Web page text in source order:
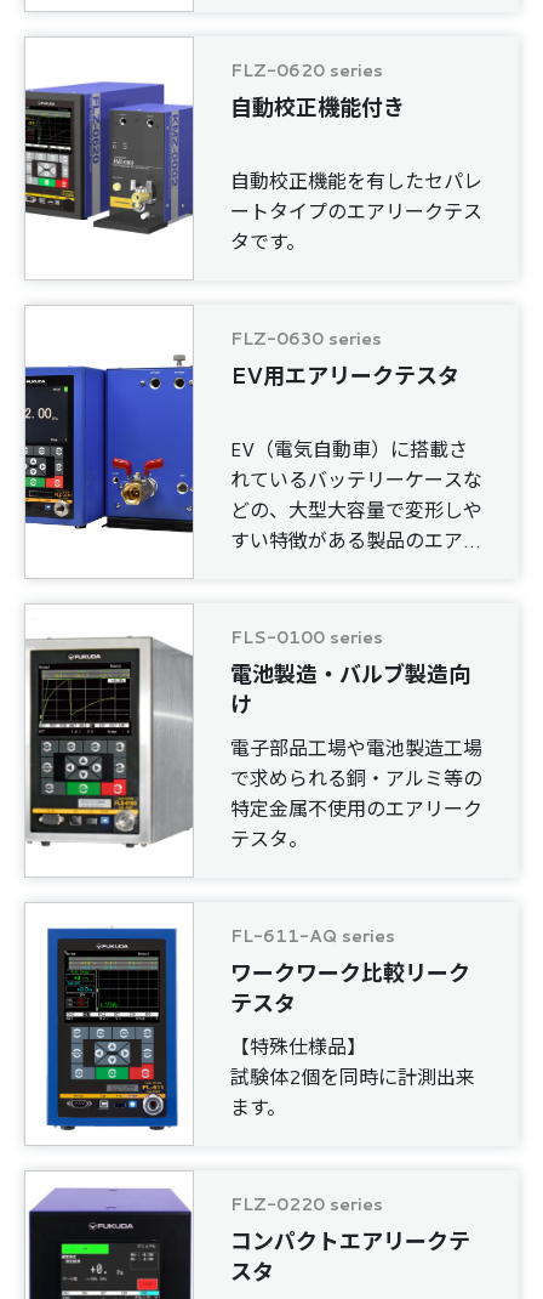
FLZ-0620 series
自動校正機能付き
自動校正機能を有したセパレ
ートタイプのエアリークテス
タです。
FLZ-0630 series
EV用エアリークテスタ
EV（電気自動車）に搭載さ
れているバッテリーケースな
どの、大型大容量で変形しや
すい特徴がある製品のエアリ
FLS-0100 series
電池製造・バルブ製造向
け
電子部品工場や電池製造工場
で求められる銅・アルミ等の
特定金属不使用のエアリーク
テスタ。
FL-611-AQ series
ワークワーク比較リーク
テスタ
【特殊仕様品】
試験体2個を同時に計測出来
ます。
FLZ-0220 series
コンパクトエアリークテ
スタ